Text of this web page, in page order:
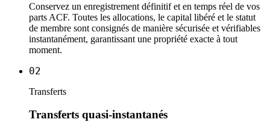
Conservez un enregistrement définitif et en temps réel de vos
parts ACF. Toutes les allocations, le capital libéré et le statut
de membre sont consignés de manière sécurisée et vérifiables
instantanément, garantissant une propriété exacte à tout
moment.
02
Transferts
Transferts quasi-instantanés